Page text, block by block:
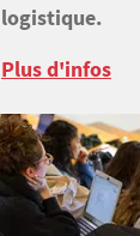
logistique.
Plus d'infos